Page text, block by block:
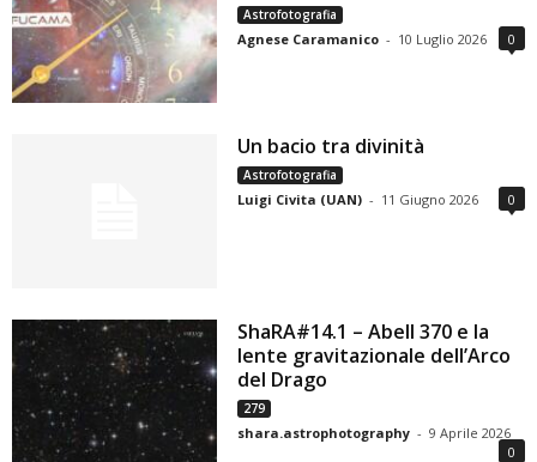
Astrofotografia
Agnese Caramanico - 10 Luglio 2026 0
Un bacio tra divinità
Astrofotografia
Luigi Civita (UAN) - 11 Giugno 2026 0
ShaRA#14.1 – Abell 370 e la
lente gravitazionale dell’Arco
del Drago
279
shara.astrophotography - 9 Aprile 2026
0